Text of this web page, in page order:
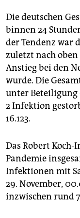
Die deutschen
binnen 24
der Tendenz war
zuletzt nach oben
Anstieg bei den
wurde. Die
unter Beteiligung
2 Infektion
16.123.
Das Robert
Pandemie
Infektionen mit
29. November,
inzwischen rund